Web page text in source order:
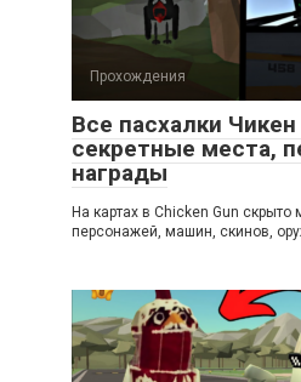
Прохождения
Все пасхалки
секретные места,
награды
На картах в Chicken Gun скрыто
персонажей, машин, скинов,